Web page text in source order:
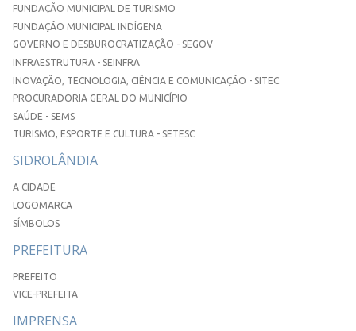
FUNDAÇÃO MUNICIPAL DE TURISMO
FUNDAÇÃO MUNICIPAL INDÍGENA
GOVERNO E DESBUROCRATIZAÇÃO - SEGOV
INFRAESTRUTURA - SEINFRA
INOVAÇÃO, TECNOLOGIA, CIÊNCIA E COMUNICAÇÃO - SITEC
PROCURADORIA GERAL DO MUNICÍPIO
SAÚDE - SEMS
TURISMO, ESPORTE E CULTURA - SETESC
SIDROLÂNDIA
A CIDADE
LOGOMARCA
SÍMBOLOS
PREFEITURA
PREFEITO
VICE-PREFEITA
IMPRENSA